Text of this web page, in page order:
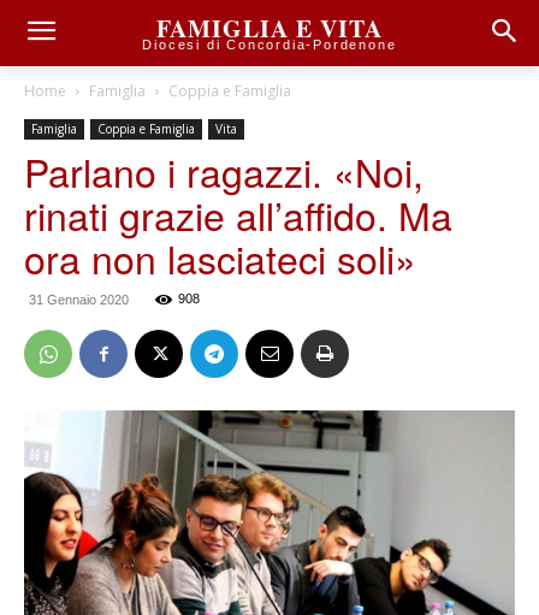
FAMIGLIA E VITA
Diocesi di Concordia-Pordenone
Home Famiglia Coppia e Famiglia
Famiglia Coppia e Famiglia Vita
Parlano i ragazzi. «Noi,
rinati grazie all’affido. Ma
ora non lasciateci soli»
31 Gennaio 2020 908